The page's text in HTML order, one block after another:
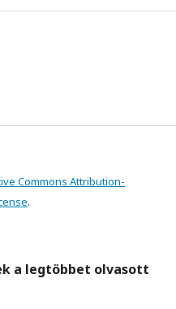
Commons Attribution-
.
a legtöbbet olvasott